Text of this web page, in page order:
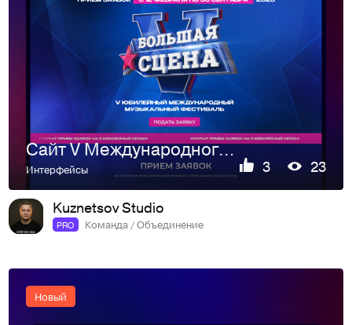
Сайт V Международного музыкального фестиваля «БОЛЬШАЯ СЦЕНА»
Интерфейсы 3 23
Kuznetsov Studio
PRO Команда / Объединение
Новый